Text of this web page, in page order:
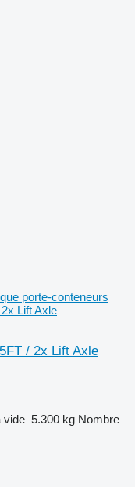
porte-conteneurs
Lift Axle
/ 2x Lift Axle
vide 5.300 kg Nombre